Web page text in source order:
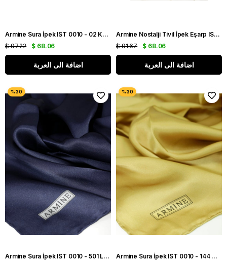
Armine Sura İpek IST 0010 - 02 Koyu Lacivert Düz Renk
$ 68.06
$ 97.22
اضافة الى العربة
Armine Nostalji Tivil İpek Eşarp IST 8555-11 Siyah - Gold Logo Desen
$ 68.06
$ 91.67
اضافة الى العربة
Armine Sura İpek IST 0010 - 501 Lacivert Düz Renk Armine Sura İpek IST 0010 - 144 Gold Düz Renk